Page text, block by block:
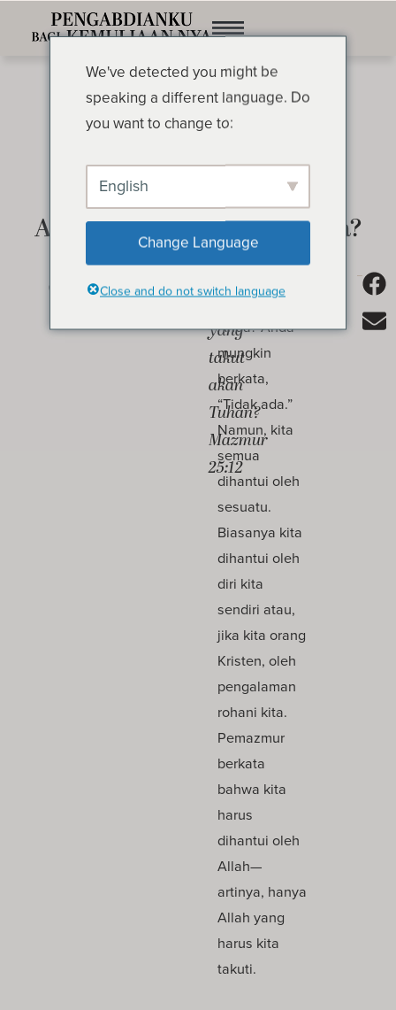
Apa yang Menghantui Anda?
OLEH OSWALD CHAMBERS
orang
yang
takut
akan
Tuhan?
Mazmur
25:12
menghantui
Anda? Anda
mungkin
berkata,
“Tidak ada.”
Namun, kita
semua
dihantui oleh
sesuatu.
Biasanya kita
dihantui oleh
diri kita
sendiri atau,
jika kita orang
Kristen, oleh
pengalaman
rohani kita.
Pemazmur
berkata
bahwa kita
harus
dihantui oleh
Allah—
artinya, hanya
Allah yang
harus kita
takuti.
We've detected you might be
speaking a different language. Do
you want to change to:
English
Change Language
Close and do not switch language